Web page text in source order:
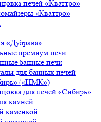
печей «Кваттро»
«Кваттро»
«Дубрава»
премиум печи
банные печи
для банных печей
(«НМК»)
для печей «Сибирь»
камней
каменкой